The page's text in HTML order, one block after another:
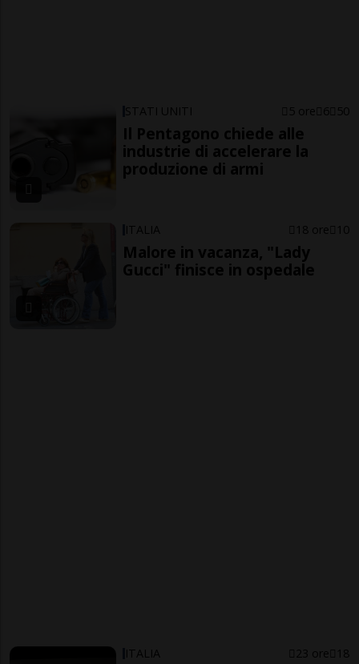
STATI UNITI 5 ore 6 50
Il Pentagono chiede alle
industrie di accelerare la
produzione di armi
ITALIA 18 ore 10
Malore in vacanza, "Lady
Gucci" finisce in ospedale
ITALIA 23 ore 18